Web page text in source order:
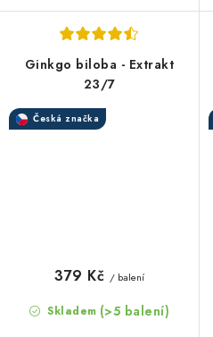
Ginkgo biloba - Extrakt
23/7
Česká značka
Skladem (>5 balení)
379 Kč / balení